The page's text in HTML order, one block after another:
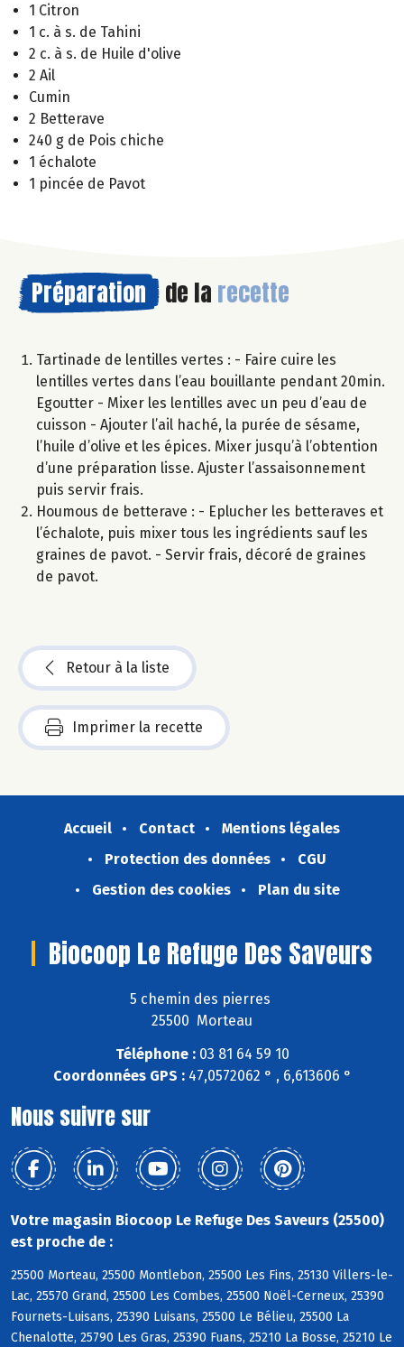
1 Citron
1 c. à s. de Tahini
2 c. à s. de Huile d'olive
2 Ail
Cumin
2 Betterave
240 g de Pois chiche
1 échalote
1 pincée de Pavot
Préparation de la recette
Tartinade de lentilles vertes : - Faire cuire les
lentilles vertes dans l’eau bouillante pendant 20min.
Egoutter - Mixer les lentilles avec un peu d’eau de
cuisson - Ajouter l’ail haché, la purée de sésame,
l’huile d’olive et les épices. Mixer jusqu’à l’obtention
d’une préparation lisse. Ajuster l’assaisonnement
puis servir frais.
Houmous de betterave : - Eplucher les betteraves et
l’échalote, puis mixer tous les ingrédients sauf les
graines de pavot. - Servir frais, décoré de graines
de pavot.
Retour à la liste
Imprimer la recette
Accueil Contact
Mentions légales
Protection des données
CGU
Gestion des cookies
Plan du site
Biocoop Le Refuge Des Saveurs
5 chemin des pierres
25500 Morteau
Téléphone :03 81 64 59 10
Coordonnées GPS :47,0572062 ° , 6,613606 °
Nous suivre sur
Votre magasin Biocoop Le Refuge Des Saveurs (25500)
est proche de :
25500 Morteau, 25500 Montlebon, 25500 Les Fins, 25130 Villers-le-
Lac, 25570 Grand, 25500 Les Combes, 25500 Noël-Cerneux, 25390
Fournets-Luisans, 25390 Luisans, 25500 Le Bélieu, 25500 La
Chenalotte, 25790 Les Gras, 25390 Fuans, 25210 La Bosse, 25210 Le